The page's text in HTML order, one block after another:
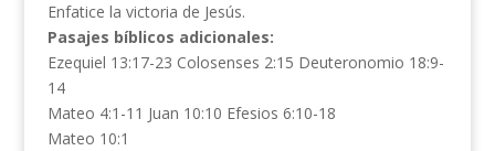
Enfatice la victoria de Jesús.
Pasajes bíblicos adicionales:
Ezequiel 13:17-23 Colosenses 2:15 Deuteronomio 18:9-
14
Mateo 4:1-11 Juan 10:10 Efesios 6:10-18
Mateo 10:1